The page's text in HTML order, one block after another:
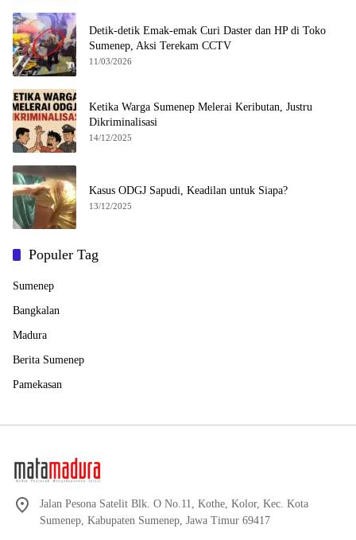
Detik-detik Emak-emak Curi Daster dan HP di Toko
Sumenep, Aksi Terekam CCTV
11/03/2026
Ketika Warga Sumenep Melerai Keributan, Justru
Dikriminalisasi
14/12/2025
Kasus ODGJ Sapudi, Keadilan untuk Siapa?
13/12/2025
Populer Tag
Sumenep
Bangkalan
Madura
Berita Sumenep
Pamekasan
Jalan Pesona Satelit Blk. O No.11, Kothe, Kolor, Kec. Kota
Sumenep, Kabupaten Sumenep, Jawa Timur 69417